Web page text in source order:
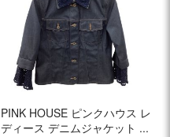
PINK HOUSE ピンクハウス レ
ディース デニムジャケット ...